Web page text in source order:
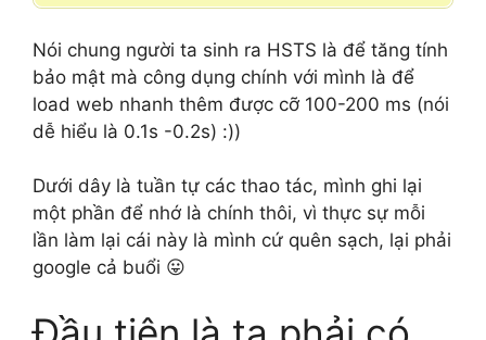
Nói chung người ta sinh ra HSTS là để tăng tính
bảo mật mà công dụng chính với mình là để
load web nhanh thêm được cỡ 100-200 ms (nói
dễ hiểu là 0.1s -0.2s) :))
Dưới dây là tuần tự các thao tác, mình ghi lại
một phần để nhớ là chính thôi, vì thực sự mỗi
lần làm lại cái này là mình cứ quên sạch, lại phải
google cả buổi 😛